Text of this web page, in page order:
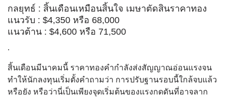
กลยุทธ์ : สิ้นเดือนเหมือนสิ้นใจ เมษาตัดสินราคาทอง
แนวรับ : $4,350 หรือ 68,000
แนวต้าน : $4,600 หรือ 71,500
.
สิ้นเดือนมีนาคมนี้ ราคาทองคำกำลังส่งสัญญาณอ่อนแรงจน
ทำให้นักลงทุนเริ่มตั้งคำถามว่า การปรับฐานรอบนี้ใกล้จบแล้ว
หรือยัง หรือว่านี่เป็นเพียงจุดเริ่มต้นของแรงกดดันที่อาจลาก